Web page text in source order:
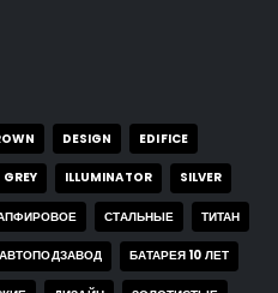
DESIGN EDIFICE
GREY ILLUMINATOR SILVER
СТАЛЬНЫЕ ТИТАН
АВТОПОДЗАВОД БАТАРЕЯ 10 ЛЕТ